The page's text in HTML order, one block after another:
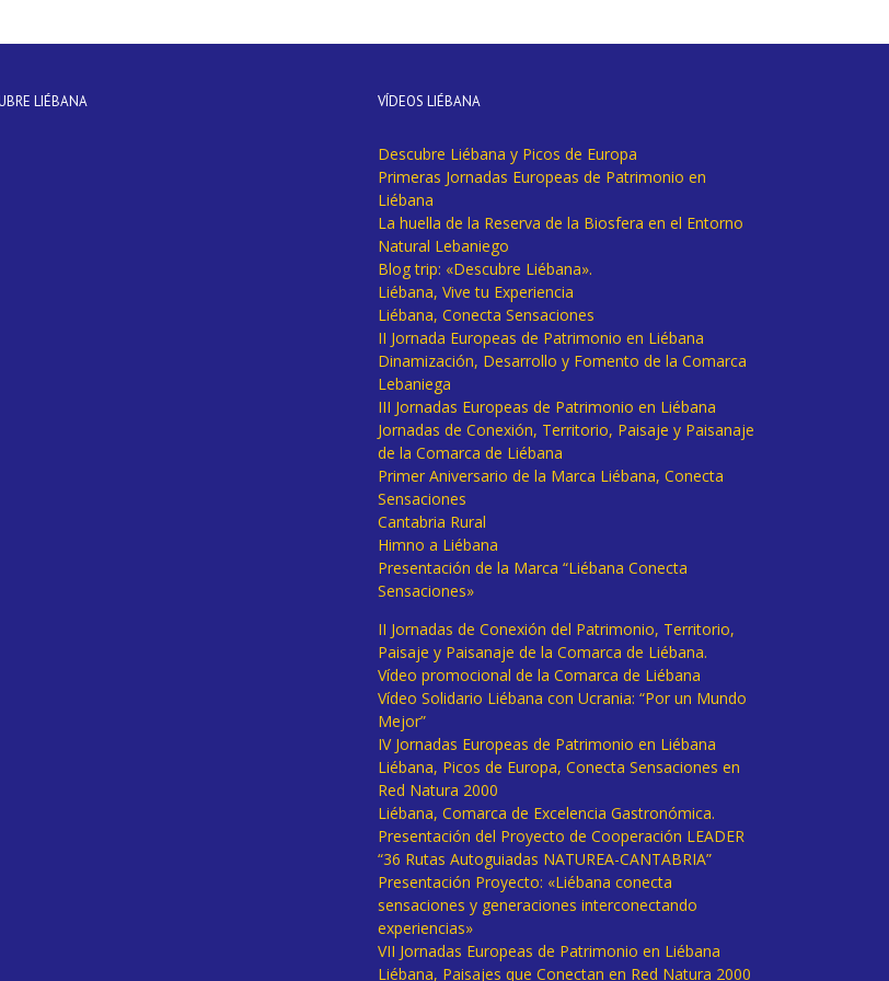
LIÉBANA VÍDEOS LIÉBANA
Descubre Liébana y Picos de Europa
Primeras Jornadas Europeas de Patrimonio en
Liébana
La huella de la Reserva de la Biosfera en el Entorno
Natural Lebaniego
Blog trip: «Descubre Liébana».
Liébana, Vive tu Experiencia
Liébana, Conecta Sensaciones
II Jornada Europeas de Patrimonio en Liébana
Dinamización, Desarrollo y Fomento de la Comarca
Lebaniega
III Jornadas Europeas de Patrimonio en Liébana
Jornadas de Conexión, Territorio, Paisaje y Paisanaje
de la Comarca de Liébana
Primer Aniversario de la Marca Liébana, Conecta
Sensaciones
Cantabria Rural
Himno a Liébana
Presentación de la Marca “Liébana Conecta
Sensaciones»
II Jornadas de Conexión del Patrimonio, Territorio,
Paisaje y Paisanaje de la Comarca de Liébana.
Vídeo promocional de la Comarca de Liébana
Vídeo Solidario Liébana con Ucrania: “Por un Mundo
Mejor”
IV Jornadas Europeas de Patrimonio en Liébana
Liébana, Picos de Europa, Conecta Sensaciones en
Red Natura 2000
Liébana, Comarca de Excelencia Gastronómica.
Presentación del Proyecto de Cooperación LEADER
“36 Rutas Autoguiadas NATUREA-CANTABRIA”
Presentación Proyecto: «Liébana conecta
sensaciones y generaciones interconectando
experiencias»
VII Jornadas Europeas de Patrimonio en Liébana
Liébana, Paisajes que Conectan en Red Natura 2000